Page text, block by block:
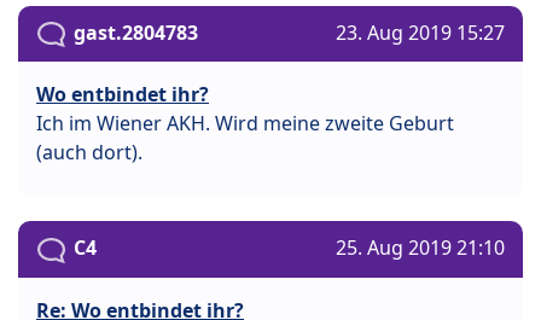
gast.2804783 23. Aug 2019 15:27
Wo entbindet ihr?
Ich im Wiener AKH. Wird meine zweite Geburt
(auch dort).
C4 25. Aug 2019 21:10
Re: Wo entbindet ihr?